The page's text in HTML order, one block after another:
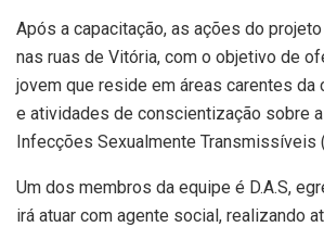
Após a capacitação, as ações do
nas ruas de Vitória, com o objetivo de
jovem que reside em áreas carentes da
e atividades de conscientização sobre
Infecções Sexualmente Transmissíveis
Um dos membros da equipe é D.A.S,
irá atuar com agente social, realizando